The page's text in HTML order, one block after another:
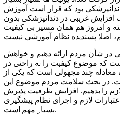
دندانپزشکی بود که قرار است آموزش
اینکه در سال ۱۳۶۲ یک افزایش غریبی در دندانپزشکی بدون
و امروز هم همان مسیر بی کیفیت
در شأن مردم ارائه دهیم و خواهش
که موضوع کیفیت را به راحتی در
معادله چند مجهولی است که یکی از
در بحث سلامت مردم موضوع این
را بدهیم. افزایش ظرفیت پذیرش
لازم و اجرای نظام پیشگیری
بسیار مهم است.